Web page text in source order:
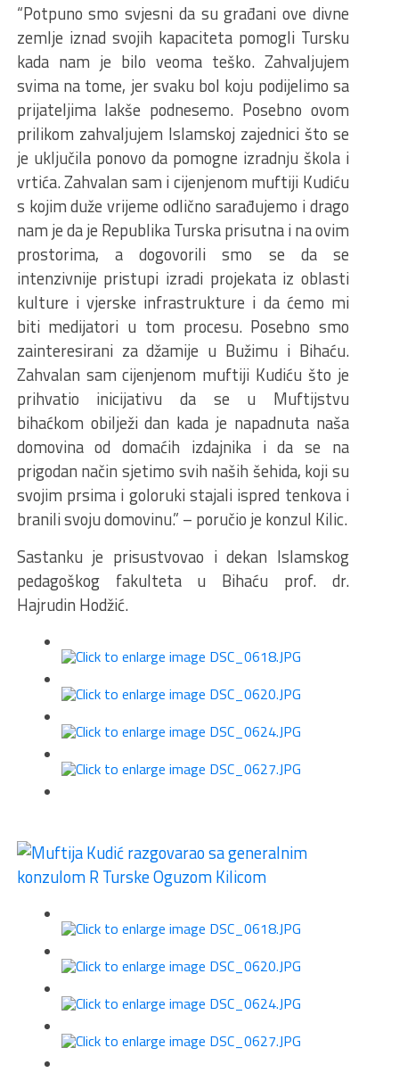
“Potpuno smo svjesni da su građani ove divne
zemlje iznad svojih kapaciteta pomogli Tursku
kada nam je bilo veoma teško. Zahvaljujem
svima na tome, jer svaku bol koju podijelimo sa
prijateljima lakše podnesemo. Posebno ovom
prilikom zahvaljujem Islamskoj zajednici što se
je uključila ponovo da pomogne izradnju škola i
vrtića. Zahvalan sam i cijenjenom muftiji Kudiću
s kojim duže vrijeme odlično sarađujemo i drago
nam je da je Republika Turska prisutna i na ovim
prostorima, a dogovorili smo se da se
intenzivnije pristupi izradi projekata iz oblasti
kulture i vjerske infrastrukture i da ćemo mi
biti medijatori u tom procesu. Posebno smo
zainteresirani za džamije u Bužimu i Bihaću.
Zahvalan sam cijenjenom muftiji Kudiću što je
prihvatio inicijativu da se u Muftijstvu
bihaćkom obilježi dan kada je napadnuta naša
domovina od domaćih izdajnika i da se na
prigodan način sjetimo svih naših šehida, koji su
svojim prsima i goloruki stajali ispred tenkova i
branili svoju domovinu.” – poručio je konzul Kilic.
Sastanku je prisustvovao i dekan Islamskog
pedagoškog fakulteta u Bihaću prof. dr.
Hajrudin Hodžić.